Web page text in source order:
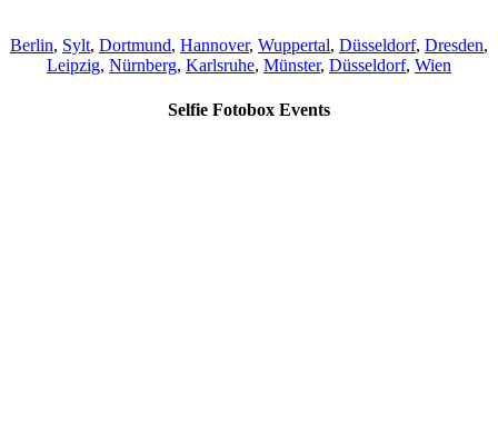
Berlin, Sylt, Dortmund, Hannover, Wuppertal, Düsseldorf, Dresden,
Leipzig, Nürnberg, Karlsruhe, Münster, Düsseldorf, Wien
Selfie Fotobox Events